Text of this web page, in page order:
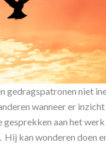
niet
wanneer er
aan het werk
kan wonderen doen